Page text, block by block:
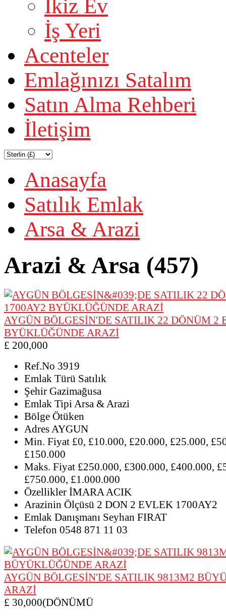
İkiz Ev
İş Yeri
Acenteler
Emlağınızı Satalım
Satın Alma Rehberi
İletişim
Anasayfa
Satılık Emlak
Arsa & Arazi
Arazi & Arsa (457)
AYGÜN BÖLGESİN'DE SATILIK 22 DÖNÜM 2
BYÜKLÜĞÜNDE ARAZİ
£ 200,000
Ref.No 3919
Emlak Türü Satılık
Şehir Gazimağusa
Emlak TipiArsa & Arazi
Bölge Ötüken
AdresAYGUN
Min. Fiyat £0, £10.000, £20.000, £25.000,
£150.000
Maks. Fiyat £250.000, £300.000, £400.000,
£750.000, £1.000.000
Özellikler İMARA ACIK
Arazinin Ölçüsü 2 DON 2 EVLEK 1700AY2
Emlak Danışmanı Seyhan FIRAT
Telefon 0548 871 11 03
AYGÜN BÖLGESİN'DE SATILIK 9813M2
ARAZİ
£ 30,000(DÖNÜMÜ